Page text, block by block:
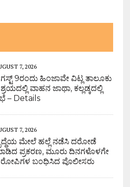
7, 2026
9ರಂದು ಹಿಂಜಾವೇ ವಿಟ್ಲ ತಾಲೂಕು
ವಾಹನ ಜಾಥಾ, ಕಲ್ಲಡ್ಕದಲ್ಲಿ
– Details
7, 2026
ಮೇಲೆ ಹಲ್ಲೆ ನಡೆಸಿ ದರೋಡೆ
ಪ್ರಕರಣ, ಮೂರು ದಿನಗಳೊಳಗೇ
ಬಂಧಿಸಿದ ಪೊಲೀಸರು